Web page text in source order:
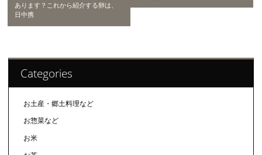
あります？これから紹介する卵は、
日中携
Categories
お土産・郷土料理など
お惣菜など
お米